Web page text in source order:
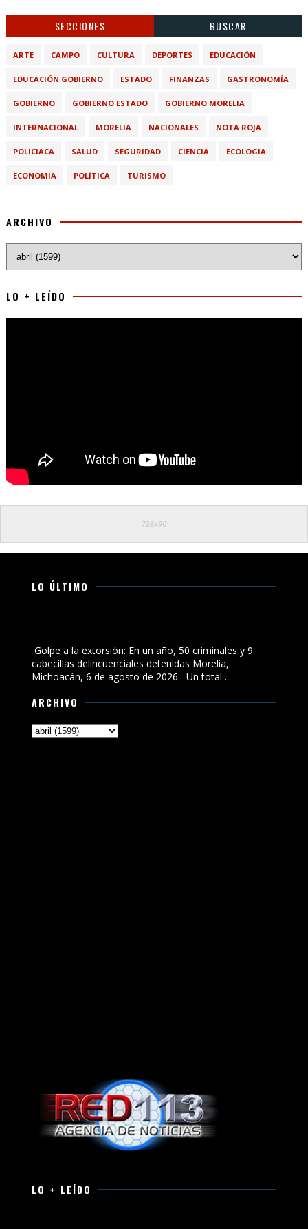
SECCIONES BUSCAR
ARTE CAMPO CULTURA DEPORTES EDUCACIÓN
EDUCACIÓN GOBIERNO ESTADO FINANZAS GASTRONOMÍA
GOBIERNO GOBIERNO ESTADO GOBIERNO MORELIA
INTERNACIONAL MORELIA NACIONALES NOTA ROJA
POLICIACA SALUD SEGURIDAD CIENCIA ECOLOGIA
ECONOMIA POLÍTICA TURISMO
ARCHIVO
LO + LEÍDO
LO ÚLTIMO
Golpe a la extorsión: En un año, 50 criminales y 9
cabecillas delincuenciales detenidas Morelia,
Michoacán, 6 de agosto de 2026.- Un total ...
ARCHIVO
LO + LEÍDO